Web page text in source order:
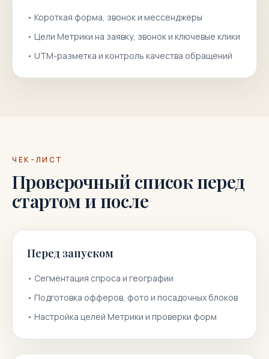
• Короткая форма, звонок и мессенджеры
• Цели Метрики на заявку, звонок и ключевые клики
• UTM-разметка и контроль качества обращений
ЧЕК-ЛИСТ
Проверочный список перед
стартом и после
Перед запуском
• Сегментация спроса и географии
• Подготовка офферов, фото и посадочных блоков
• Настройка целей Метрики и проверки форм